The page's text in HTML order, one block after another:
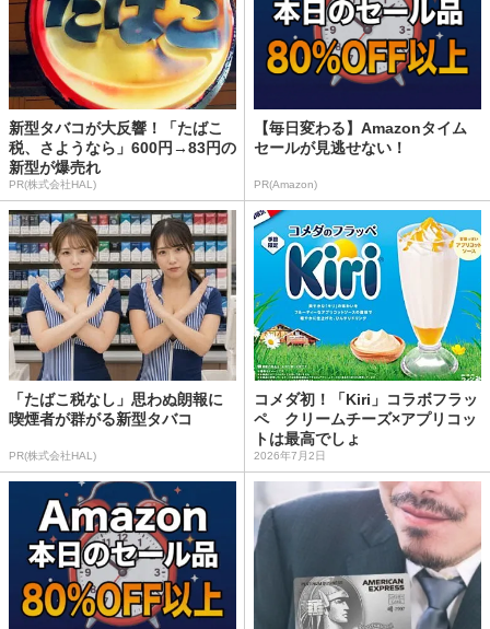
新型タバコが大反響！「たばこ
税、さようなら」600円→83円の
新型が爆売れ
PR(株式会社HAL)
【毎日変わる】Amazonタイム
セールが見逃せない！
PR(Amazon)
「たばこ税なし」思わぬ朗報に
喫煙者が群がる新型タバコ
PR(株式会社HAL)
コメダ初！「Kiri」コラボフラッ
ペ クリームチーズ×アプリコッ
トは最高でしょ
2026年7月2日